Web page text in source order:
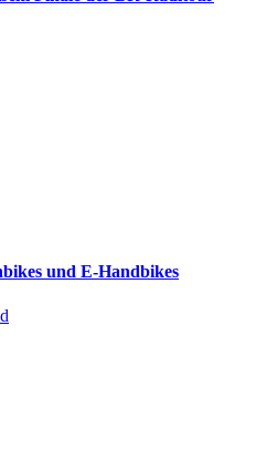
und E-Handbikes